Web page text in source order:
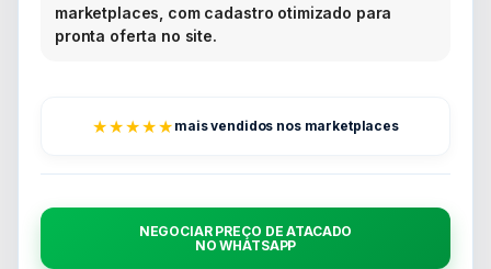
marketplaces, com cadastro otimizado para
pronta oferta no site.
★★★★★ mais vendidos nos marketplaces
NEGOCIAR PREÇO DE ATACADO
NO WHATSAPP